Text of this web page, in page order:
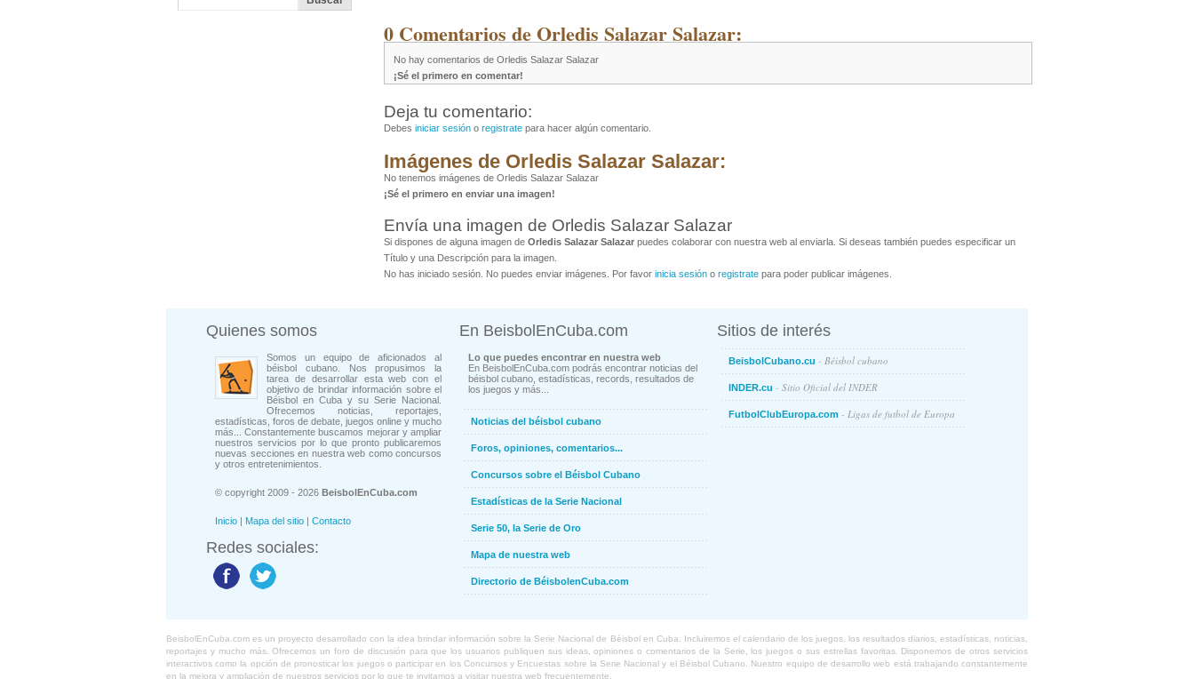
0 Comentarios de Orledis Salazar Salazar:
No hay comentarios de Orledis Salazar Salazar
¡Sé el primero en comentar!
Deja tu comentario:
Debes iniciar sesión o registrate para hacer algún comentario.
Imágenes de Orledis Salazar Salazar:
No tenemos imágenes de Orledis Salazar Salazar
¡Sé el primero en enviar una imagen!
Envía una imagen de Orledis Salazar Salazar
Si dispones de alguna imagen de Orledis Salazar Salazar puedes colaborar con nuestra web al enviarla. Si deseas también puedes especificar un
Título y una Descripción para la imagen.
No has iniciado sesión. No puedes enviar imágenes. Por favor inicia sesión o registrate para poder publicar imágenes.
Quienes somos
Somos un equipo de aficionados al
béisbol cubano. Nos propusimos la
tarea de desarrollar esta web con el
objetivo de brindar información sobre el
Béisbol en Cuba y su Serie Nacional.
Ofrecemos noticias, reportajes,
estadísticas, foros de debate, juegos online y mucho
más... Constantemente buscamos mejorar y ampliar
nuestros servicios por lo que pronto publicaremos
nuevas secciones en nuestra web como concursos
y otros entretenimientos.
© copyright 2009 - 2026 BeisbolEnCuba.com
Inicio | Mapa del sitio | Contacto
Redes sociales:
En BeisbolEnCuba.com
Lo que puedes encontrar en nuestra web
En BeisbolEnCuba.com podrás encontrar noticias del
béisbol cubano, estadísticas, records, resultados de
los juegos y más...
Noticias del béisbol cubano
Foros, opiniones, comentarios...
Concursos sobre el Béisbol Cubano
Estadísticas de la Serie Nacional
Serie 50, la Serie de Oro
Mapa de nuestra web
Directorio de BéisbolenCuba.com
Sitios de interés
BeisbolCubano.cu - Béisbol cubano
INDER.cu - Sitio Oficial del INDER
FutbolClubEuropa.com - Ligas de futbol de Europa
BeisbolEnCuba.com es un proyecto desarrollado con la idea brindar información sobre la Serie Nacional de Béisbol en Cuba. Incluiremos el calendario de los juegos, los resultados diarios, estadísticas, noticias,
reportajes y mucho más. Ofrecemos un foro de discusión para que los usuarios publiquen sus ideas, opiniones o comentarios de la Serie, los juegos o sus estrellas favoritas. Disponemos de otros servicios
interactivos como la opción de pronosticar los juegos o participar en los Concursos y Encuestas sobre la Serie Nacional y el Béisbol Cubano. Nuestro equipo de desarrollo web está trabajando constantemente
en la mejora y ampliación de nuestros servicios por lo que te invitamos a visitar nuestra web frecuentemente.